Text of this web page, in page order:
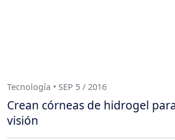
Tecnología • SEP 5 / 2016
Crean córneas de hidrogel
visión